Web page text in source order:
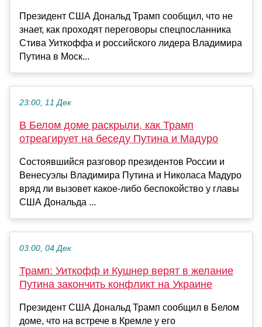
Президент США Дональд Трамп сообщил, что не
знает, как проходят переговоры спецпосланника
Стива Уиткоффа и российского лидера Владимира
Путина в Моск...
23:00, 11 Дек
В Белом доме раскрыли, как Трамп
отреагирует на беседу Путина и Мадуро
Состоявшийся разговор президентов России и
Венесуэлы Владимира Путина и Николаса Мадуро
вряд ли вызовет какое-либо беспокойство у главы
США Дональда ...
03:00, 04 Дек
Трамп: Уиткофф и Кушнер верят в желание
Путина закончить конфликт на Украине
Президент США Дональд Трамп сообщил в Белом
доме, что на встрече в Кремле у его